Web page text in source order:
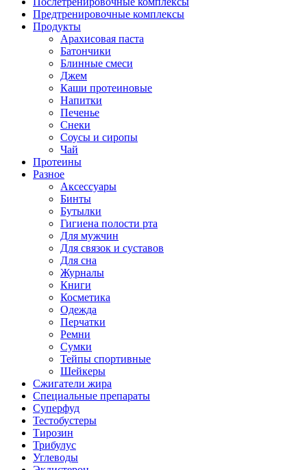
Предтренировочные комплексы
Продукты
Арахисовая паста
Батончики
Блинные смеси
Джем
Каши протеиновые
Напитки
Печенье
Снеки
Соусы и сиропы
Чай
Протеины
Разное
Аксессуары
Бинты
Бутылки
Гигиена полости рта
Для мужчин
Для связок и суставов
Для сна
Журналы
Книги
Косметика
Одежда
Перчатки
Ремни
Сумки
Тейпы спортивные
Шейкеры
Сжигатели жира
Специальные препараты
Суперфуд
Тестобустеры
Тирозин
Трибулус
Углеводы